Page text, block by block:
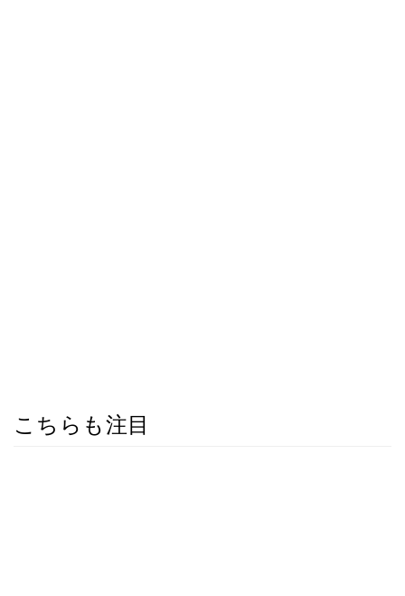
こちらも注目